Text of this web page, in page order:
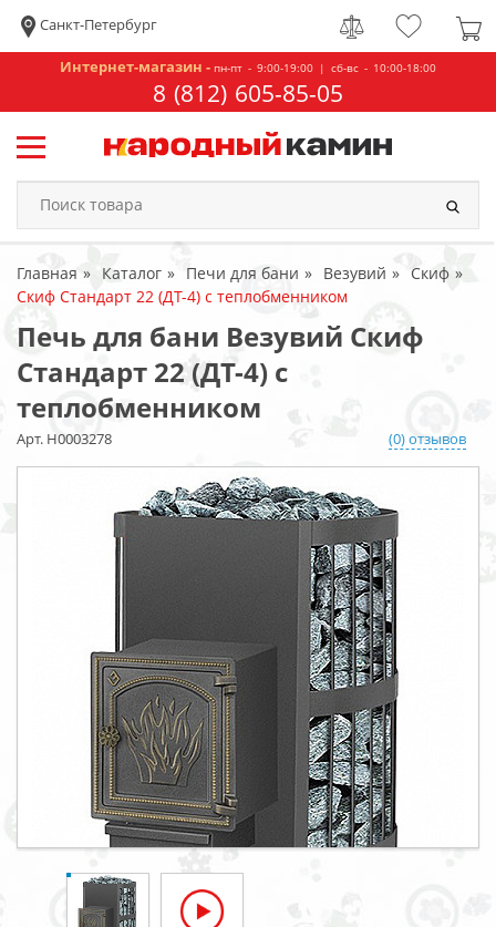
Санкт-Петербург
Интернет-магазин - пн-пт - 9:00-19:00 | сб-вс - 10:00-18:00
8 (812) 605-85-05
Главная Каталог Печи для бани Везувий
Скиф
Скиф Стандарт 22 (ДТ-4) с теплобменником
Печь для бани Везувий Скиф
Стандарт 22 (ДТ-4) с
теплобменником
Арт. Н0003278 (0) отзывов